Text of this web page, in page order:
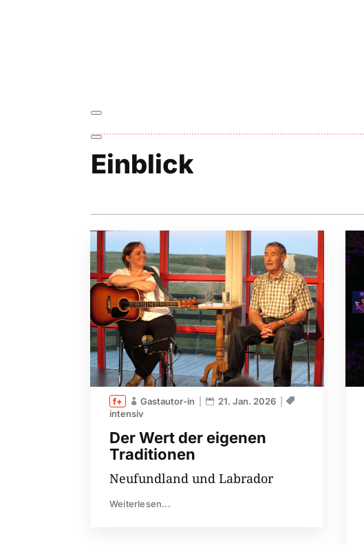
Einblick
Der Wert der eigenen
Traditionen
Gastautor-in
21. Jan. 2026
intensiv
Neufundland und Labrador
Weiterlesen...